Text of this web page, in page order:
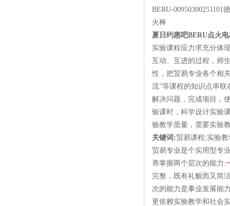
BERU-00950300251101
火棒
夏日约惠吧BERU点火
实验课程应力求充分体
互动、互进的过程，师
性，把贸易专业各个相
流”等课程的知识点串
解决问题，完成项目，
验课时，科学设计实验
验教学质量，需要实验
关键词:贸易课程;实验
贸易专业是个实用型专
养掌握两个层次的能力:
完整，既有礼貌而又简
次的能力是事业发展能
更依赖实验教学和社会